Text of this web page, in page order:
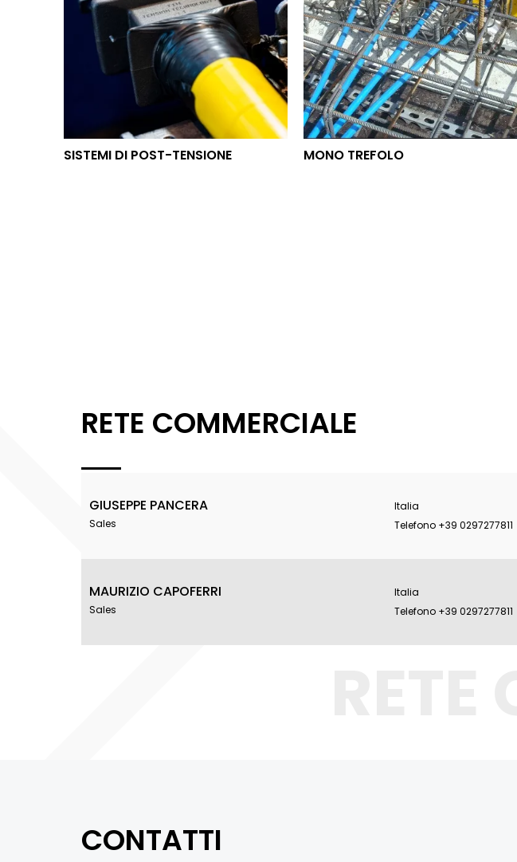
SISTEMI DI POST-TENSIONE MONO TREFOLO
RETE COMMERCIALE
GIUSEPPE PANCERA
Sales
Italia
Telefono +39 0297277811
MAURIZIO CAPOFERRI
Sales
Italia
Telefono +39 0297277811
CONTATTI